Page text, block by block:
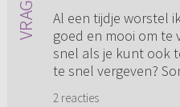
Al een tijdje worstel
goed en mooi om te
snel als je kunt ook
te snel vergeven?
2 reacties